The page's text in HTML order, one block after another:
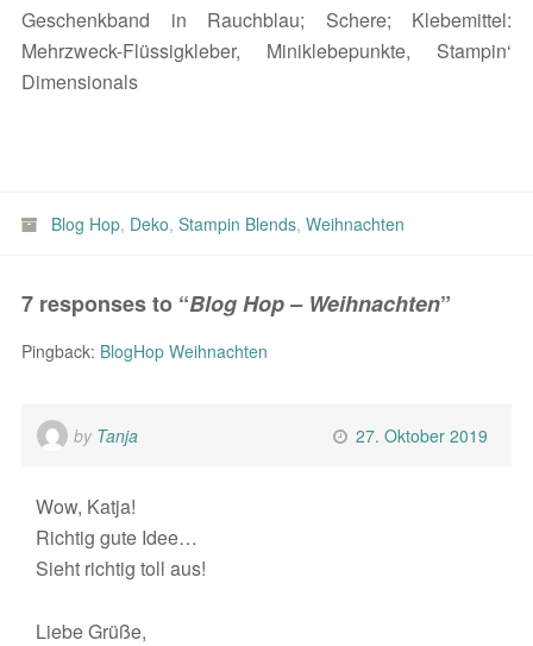
Geschenkband in Rauchblau; Schere; Klebemittel:
Mehrzweck-Flüssigkleber, Miniklebepunkte, Stampin‘
Dimensionals
Blog Hop, Deko, Stampin Blends, Weihnachten
7 responses to “Blog Hop – Weihnachten”
Pingback: BlogHop Weihnachten
by Tanja 27. Oktober 2019
Wow, Katja!
Richtig gute Idee…
Sieht richtig toll aus!
Liebe Grüße,